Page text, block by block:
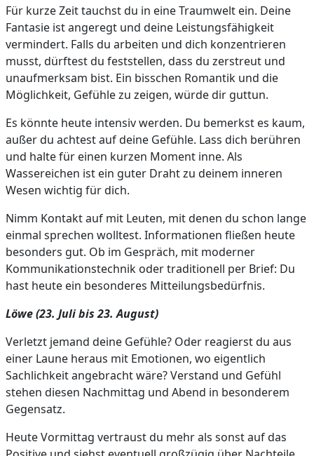
Für kurze Zeit tauchst du in eine Traumwelt ein. Deine
Fantasie ist angeregt und deine Leistungsfähigkeit
vermindert. Falls du arbeiten und dich konzentrieren
musst, dürftest du feststellen, dass du zerstreut und
unaufmerksam bist. Ein bisschen Romantik und die
Möglichkeit, Gefühle zu zeigen, würde dir guttun.
Es könnte heute intensiv werden. Du bemerkst es kaum,
außer du achtest auf deine Gefühle. Lass dich berühren
und halte für einen kurzen Moment inne. Als
Wassereichen ist ein guter Draht zu deinem inneren
Wesen wichtig für dich.
Nimm Kontakt auf mit Leuten, mit denen du schon lange
einmal sprechen wolltest. Informationen fließen heute
besonders gut. Ob im Gespräch, mit moderner
Kommunikationstechnik oder traditionell per Brief: Du
hast heute ein besonderes Mitteilungsbedürfnis.
Löwe (23. Juli bis 23. August)
Verletzt jemand deine Gefühle? Oder reagierst du aus
einer Laune heraus mit Emotionen, wo eigentlich
Sachlichkeit angebracht wäre? Verstand und Gefühl
stehen diesen Nachmittag und Abend in besonderem
Gegensatz.
Heute Vormittag vertraust du mehr als sonst auf das